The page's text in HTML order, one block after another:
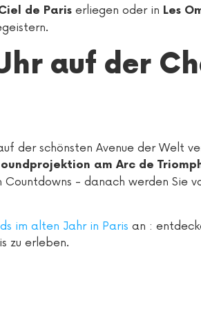
de Paris erliegen oder in Les
auf der
der schönsten Avenue der Welt
am Arc de
- danach werden Sie
im alten Jahr in Paris an :
zu erleben.